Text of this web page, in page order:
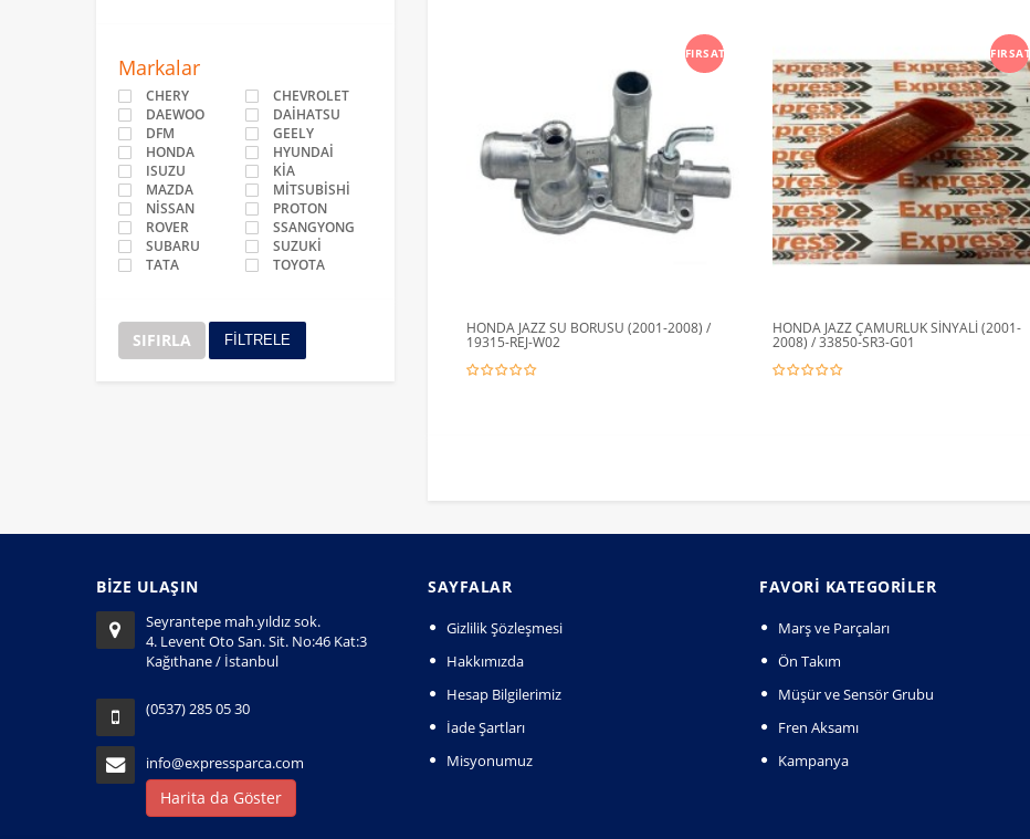
Markalar
CHERY
CHEVROLET
DAEWOO
DAİHATSU
DFM
GEELY
HONDA
HYUNDAİ
ISUZU
KİA
MAZDA
MİTSUBİSHİ
NİSSAN
PROTON
ROVER
SSANGYONG
SUBARU
SUZUKİ
TATA
TOYOTA
SIFIRLA FİLTRELE
FIRSAT
HONDA JAZZ SU BORUSU (2001-2008) /
19315-REJ-W02
FIRSAT
HONDA JAZZ ÇAMURLUK SİNYALİ (2001-
2008) / 33850-SR3-G01
BİZE ULAŞIN
Seyrantepe mah.yıldız sok.
4. Levent Oto San. Sit. No:46 Kat:3
Kağıthane / İstanbul
(0537) 285 05 30
info@expressparca.com
Harita da Göster
SAYFALAR
Gizlilik Şözleşmesi
Hakkımızda
Hesap Bilgilerimiz
İade Şartları
Misyonumuz
FAVORI KATEGORILER
Marş ve Parçaları
Ön Takım
Müşür ve Sensör Grubu
Fren Aksamı
Kampanya